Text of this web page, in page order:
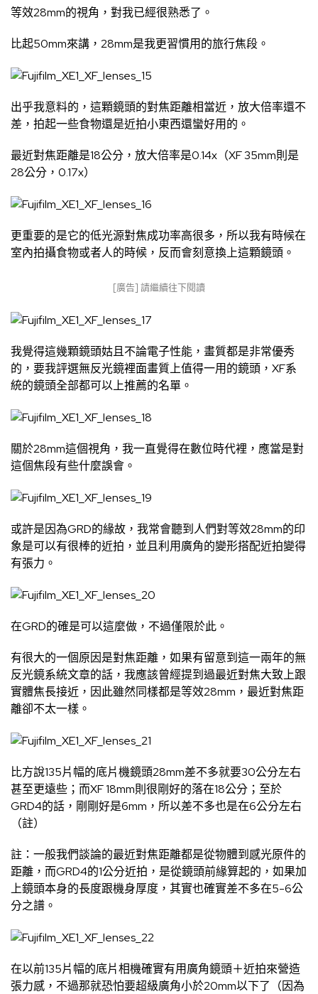
等效28mm的視角，對我已經很熟悉了。
比起50mm來講，28mm是我更習慣用的旅行焦段。
出乎我意料的，這顆鏡頭的對焦距離相當近，放大倍率還不
差，拍起一些食物還是近拍小東西還蠻好用的。
最近對焦距離是18公分，放大倍率是0.14x（XF 35mm則是
28公分，0.17x）
更重要的是它的低光源對焦成功率高很多，所以我有時候在
室內拍攝食物或者人的時候，反而會刻意換上這顆鏡頭。
[廣告] 請繼續往下閱讀
我覺得這幾顆鏡頭姑且不論電子性能，畫質都是非常優秀
的，要我評選無反光鏡裡面畫質上值得一用的鏡頭，XF系
統的鏡頭全部都可以上推薦的名單。
關於28mm這個視角，我一直覺得在數位時代裡，應當是對
這個焦段有些什麼誤會。
或許是因為GRD的緣故，我常會聽到人們對等效28mm的印
象是可以有很棒的近拍，並且利用廣角的變形搭配近拍變得
有張力。
在GRD的確是可以這麼做，不過僅限於此。
有很大的一個原因是對焦距離，如果有留意到這一兩年的無
反光鏡系統文章的話，我應該曾經提到過最近對焦大致上跟
實體焦長接近，因此雖然同樣都是等效28mm，最近對焦距
離卻不太一樣。
比方說135片幅的底片機鏡頭28mm差不多就要30公分左右
甚至更遠些；而XF 18mm則很剛好的落在18公分；至於
GRD4的話，剛剛好是6mm，所以差不多也是在6公分左右
（註）
註：一般我們談論的最近對焦距離都是從物體到感光原件的
距離，而GRD4的1公分近拍，是從鏡頭前緣算起的，如果加
上鏡頭本身的長度跟機身厚度，其實也確實差不多在5-6公
分之譜。
在以前135片幅的底片相機確實有用廣角鏡頭＋近拍來營造
張力感，不過那就恐怕要超級廣角小於20mm以下了（因為